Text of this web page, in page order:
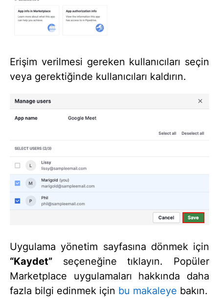
Erişim verilmesi gereken kullanıcıları seçin
veya gerektiğinde kullanıcıları kaldırın.
Uygulama yönetim sayfasına dönmek için
“Kaydet” seçeneğine tıklayın. Popüler
Marketplace uygulamaları hakkında daha
fazla bilgi edinmek için bu makaleye bakın.